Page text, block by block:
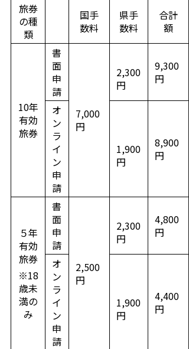
旅券
の種
類
国手
数料
県手
数料
合計
額
10年
有効
旅券
書
面
申
請
7,000
円
2,300
円
9,300
円
オ
ン
ラ
イ
ン
申
請
1,900
円
8,900
円
５年
有効
旅券
※18
歳未
満の
み
書
面
申
請
2,500
円
2,300
円
4,800
円
オ
ン
ラ
イ
ン
申
請
1,900
円
4,400
円